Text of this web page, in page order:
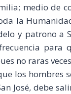
medio de
la
y patrono a
para
no raras
los hombres
José, debe